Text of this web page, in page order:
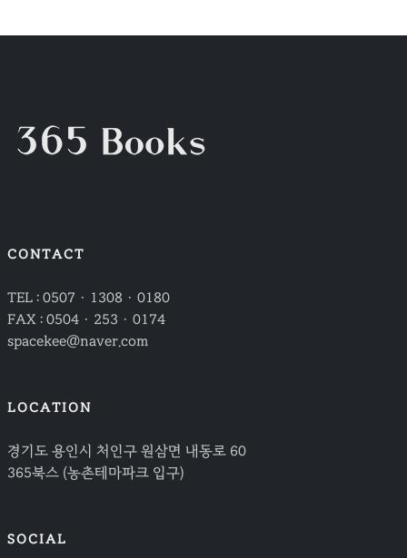
CONTACT
TEL : 0507 · 1308 · 0180
FAX : 0504 · 253 · 0174
spacekee@naver.com
LOCATION
경기도 용인시 처인구 원삼면 내동로 60
365북스 (농촌테마파크 입구)
SOCIAL